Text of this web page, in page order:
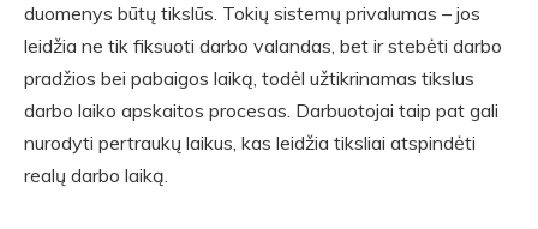
duomenys būtų tikslūs. Tokių sistemų privalumas – jos
leidžia ne tik fiksuoti darbo valandas, bet ir stebėti darbo
pradžios bei pabaigos laiką, todėl užtikrinamas tikslus
darbo laiko apskaitos procesas. Darbuotojai taip pat gali
nurodyti pertraukų laikus, kas leidžia tiksliai atspindėti
realų darbo laiką.